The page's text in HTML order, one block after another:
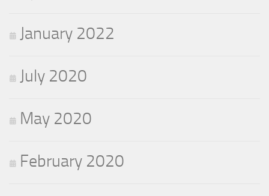
January 2022
July 2020
May 2020
February 2020